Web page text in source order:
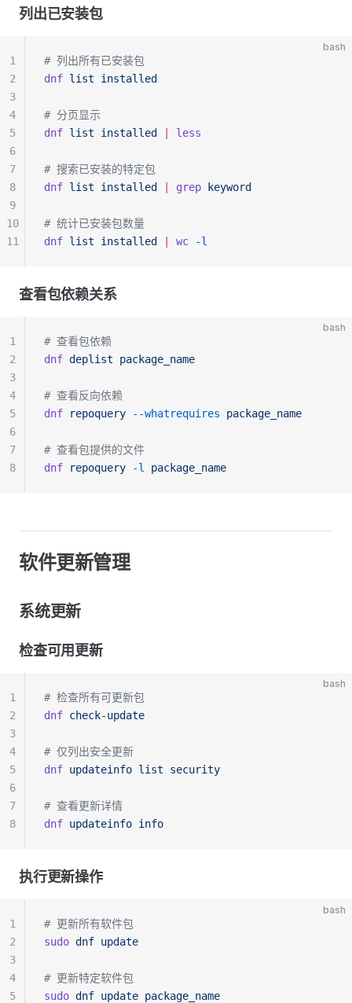
列出已安装包
bash
# 列出所有已安装包
dnf list installed
# 分页显示
dnf list installed less
# 搜索已安装的特定包
dnf list installed grep keyword
# 统计已安装包数量
dnf list installed wc -l
1
2
3
4
5
6
7
8
9
10
11
查看包依赖关系
bash
# 查看包依赖
dnf deplist package_name
# 查看反向依赖
dnf repoquery --whatrequires package_name
# 查看包提供的文件
dnf repoquery -l package_name
1
2
3
4
5
6
7
8
软件更新管理
系统更新
检查可用更新
bash
# 检查所有可更新包
dnf check-update
# 仅列出安全更新
dnf updateinfo list security
# 查看更新详情
dnf updateinfo info
1
2
3
4
5
6
7
8
执行更新操作
bash
# 更新所有软件包
sudo dnf update
# 更新特定软件包
sudo dnf update package_name
1
2
3
4
5